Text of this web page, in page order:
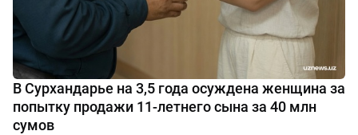
В Сурхандарье на 3,5 года осуждена женщина за
попытку продажи 11-летнего сына за 40 млн
сумов